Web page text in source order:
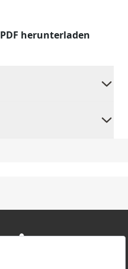
PDF herunterladen